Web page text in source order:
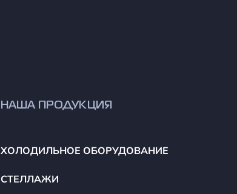
НАША ПРОДУКЦИЯ
ХОЛОДИЛЬНОЕ ОБОРУДОВАНИЕ
СТЕЛЛАЖИ